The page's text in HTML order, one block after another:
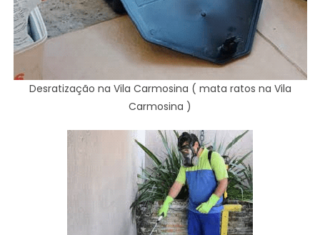
Desratização na Vila Carmosina ( mata ratos na Vila
Carmosina )